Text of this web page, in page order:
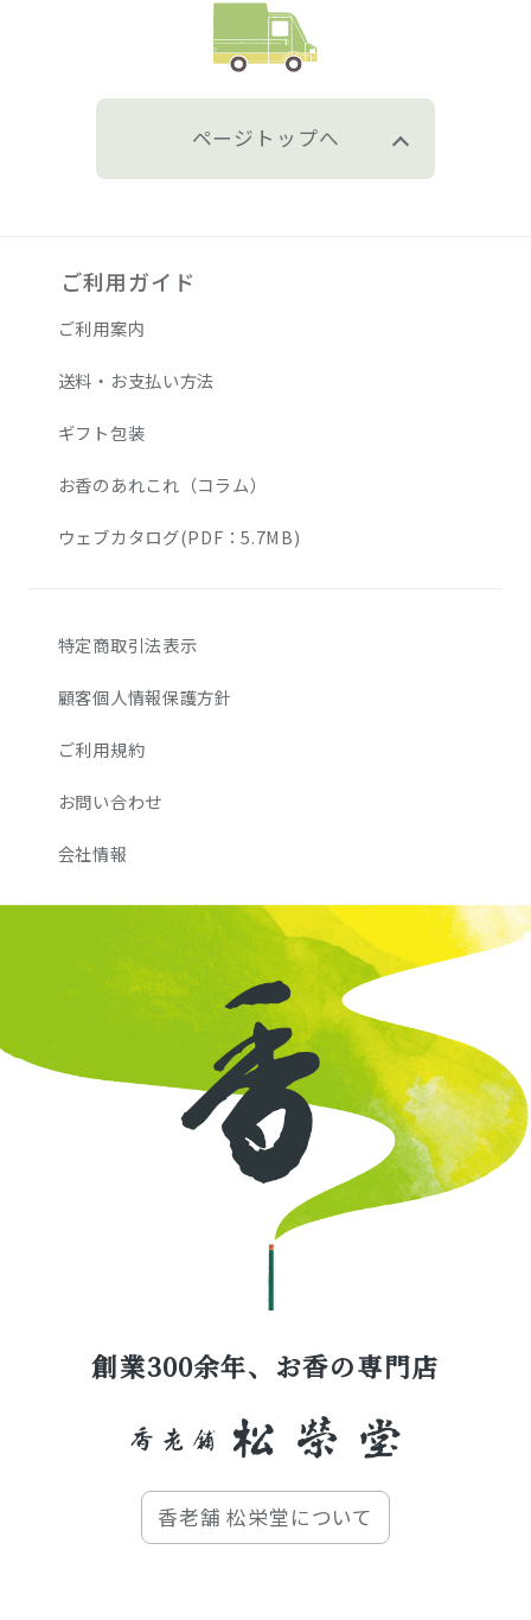
ページトップへ
ご利用ガイド
ご利用案内
送料・お支払い方法
ギフト包装
お香のあれこれ（コラム）
ウェブカタログ(PDF：5.7MB)
特定商取引法表示
顧客個人情報保護方針
ご利用規約
お問い合わせ
会社情報
創業300余年、お香の専門店
香老舗 松栄堂について